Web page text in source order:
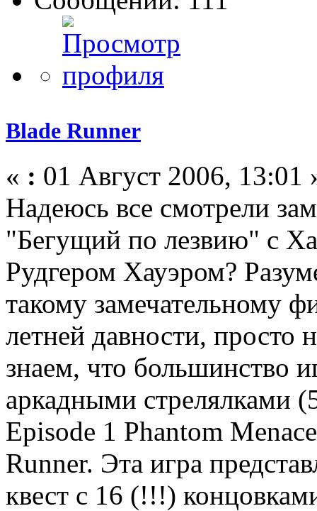
Blade Runner
« : 01 Август 2006, 13:01
Надеюсь все смотрели
"Бегущий по лезвию" с
Рудгером Хауэром?
такому замечательному
летней давности,
знаем, что большинство
аркадными стрелялками
Episode 1 Phantom
Runner. Эта игра
квест с 16 (!!!)